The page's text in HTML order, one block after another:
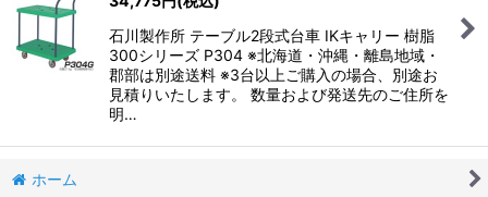
石川製作所 テーブル2段式台車 IKキャリー 樹脂
300シリーズ P304 ※北海道・沖縄・離島地域・
郡部は別途送料 ※3台以上ご購入の場合、別途お
見積りいたします。 数量および発送先のご住所を
明…
ホーム